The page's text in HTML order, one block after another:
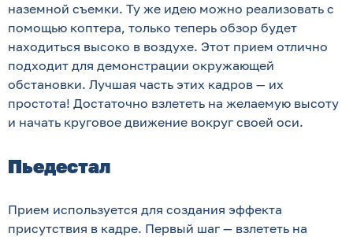
наземной съемки. Ту же идею можно реализовать с
помощью коптера, только теперь обзор будет
находиться высоко в воздухе. Этот прием отлично
подходит для демонстрации окружающей
обстановки. Лучшая часть этих кадров — их
простота! Достаточно взлететь на желаемую высоту
и начать круговое движение вокруг своей оси.
Пьедестал
Прием используется для создания эффекта
присутствия в кадре. Первый шаг — взлететь на